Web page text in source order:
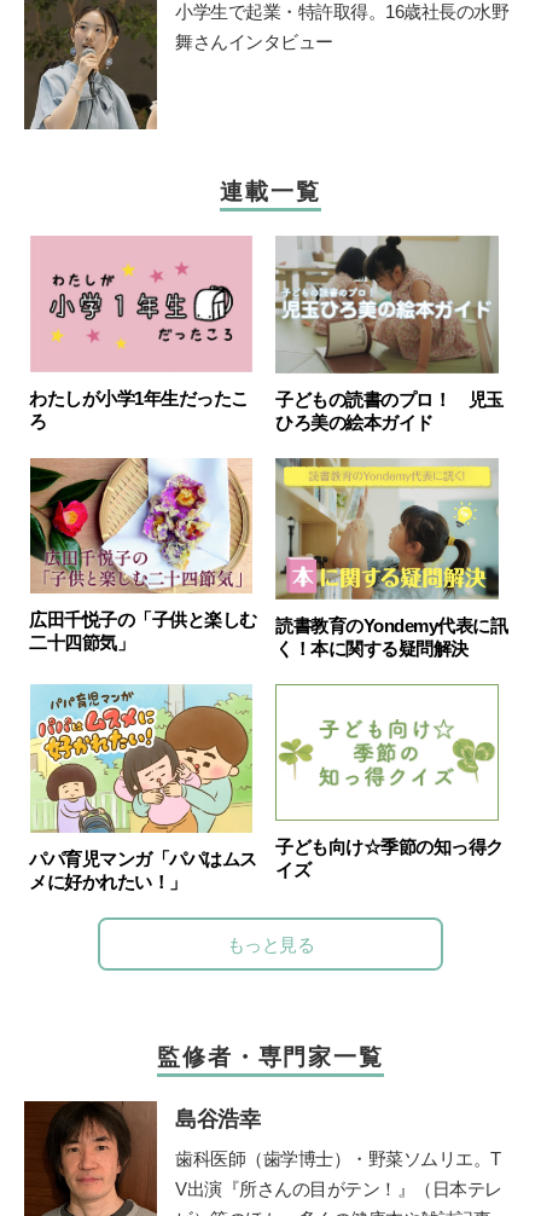
小学生で起業・特許取得。16歳社長の水野
舞さんインタビュー
連載一覧
わたしが小学1年生だったこ
ろ
子どもの読書のプロ！ 児玉
ひろ美の絵本ガイド
広田千悦子の「子供と楽しむ
二十四節気」
読書教育のYondemy代表に訊
く！本に関する疑問解決
パパ育児マンガ「パパはムス
メに好かれたい！」
子ども向け☆季節の知っ得ク
イズ
もっと見る
監修者・専門家一覧
島谷浩幸
歯科医師（歯学博士）・野菜ソムリエ。T
V出演『所さんの目がテン！』（日本テレ